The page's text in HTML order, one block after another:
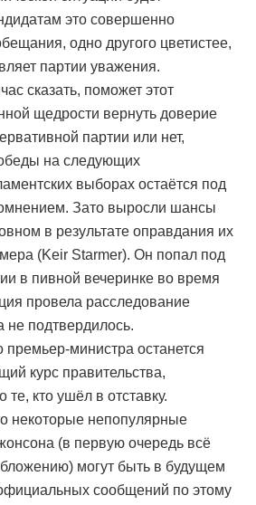
это совершенно
одно другого цветистее,
партии уважения.
сказать, поможет этот
щедрости вернуть доверие
партии или нет,
на следующих
выборах остаётся под
Зато выросли шансы
в результате оправдания их
(Keir Starmer). Он попал под
в пивной вечеринке во время
провела расследование
не подтвердилось.
премьер-министра останется
курс правительства,
те, кто ушёл в отставку.
некоторые непопулярные
(в первую очередь всё
могут быть в будущем
сообщений по этому